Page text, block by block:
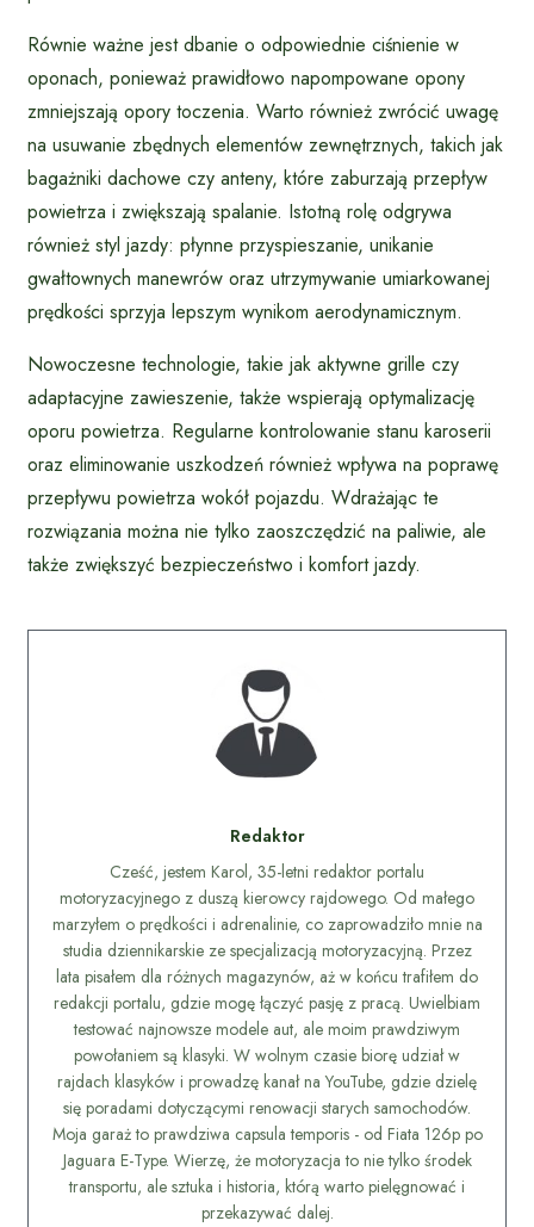
Równie ważne jest dbanie o odpowiednie ciśnienie w
oponach, ponieważ prawidłowo napompowane opony
zmniejszają opory toczenia. Warto również zwrócić uwagę
na usuwanie zbędnych elementów zewnętrznych, takich jak
bagażniki dachowe czy anteny, które zaburzają przepływ
powietrza i zwiększają spalanie. Istotną rolę odgrywa
również styl jazdy: płynne przyspieszanie, unikanie
gwałtownych manewrów oraz utrzymywanie umiarkowanej
prędkości sprzyja lepszym wynikom aerodynamicznym.
Nowoczesne technologie, takie jak aktywne grille czy
adaptacyjne zawieszenie, także wspierają optymalizację
oporu powietrza. Regularne kontrolowanie stanu karoserii
oraz eliminowanie uszkodzeń również wpływa na poprawę
przepływu powietrza wokół pojazdu. Wdrażając te
rozwiązania można nie tylko zaoszczędzić na paliwie, ale
także zwiększyć bezpieczeństwo i komfort jazdy.
Redaktor
Cześć, jestem Karol, 35-letni redaktor portalu
motoryzacyjnego z duszą kierowcy rajdowego. Od małego
marzyłem o prędkości i adrenalinie, co zaprowadziło mnie na
studia dziennikarskie ze specjalizacją motoryzacyjną. Przez
lata pisałem dla różnych magazynów, aż w końcu trafiłem do
redakcji portalu, gdzie mogę łączyć pasję z pracą. Uwielbiam
testować najnowsze modele aut, ale moim prawdziwym
powołaniem są klasyki. W wolnym czasie biorę udział w
rajdach klasyków i prowadzę kanał na YouTube, gdzie dzielę
się poradami dotyczącymi renowacji starych samochodów.
Moja garaż to prawdziwa capsula temporis - od Fiata 126p po
Jaguara E-Type. Wierzę, że motoryzacja to nie tylko środek
transportu, ale sztuka i historia, którą warto pielęgnować i
przekazywać dalej.